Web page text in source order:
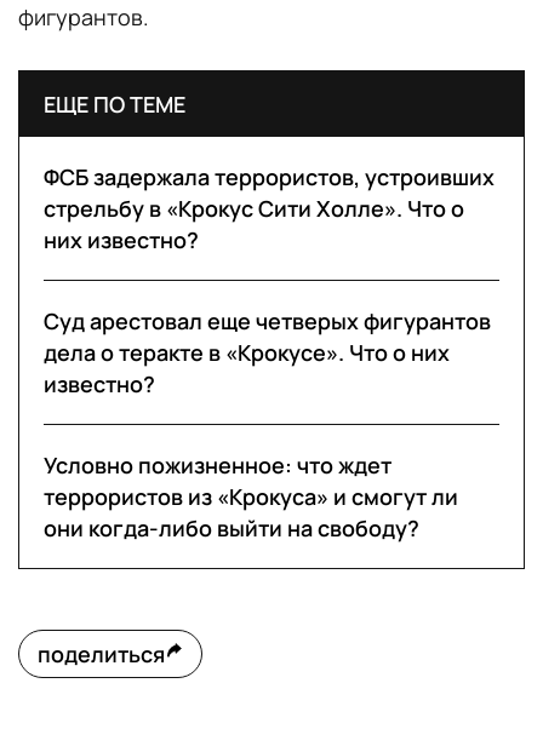
фигурантов.
ЕЩЕ ПО ТЕМЕ
ФСБ задержала террористов, устроивших
стрельбу в «Крокус Сити Холле». Что о
них известно?
Суд арестовал еще четверых фигурантов
дела о теракте в «Крокусе». Что о них
известно?
Условно пожизненное: что ждет
террористов из «Крокуса» и смогут ли
они когда-либо выйти на свободу?
поделиться